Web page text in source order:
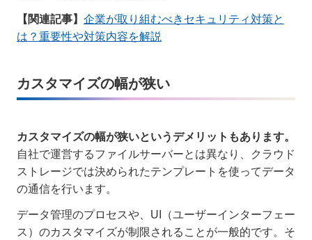
【関連記事】 企業が取り組むべきセキュリティ対策と
は？重要性や対策内容を解説
カスタマイズの幅が狭い
カスタマイズの幅が狭いというデメリットもあります。
自社で運営するファイルサーバーとは異なり、クラウド
ストレージでは決められたテンプレートを使ってデータ
の通信を行います。
データ管理のプロセスや、UI（ユーザーインターフェー
ス）のカスタマイズが制限されることが一般的です。そ